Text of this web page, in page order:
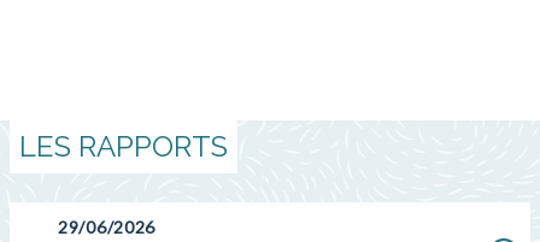
LES RAPPORTS
29/06/2026